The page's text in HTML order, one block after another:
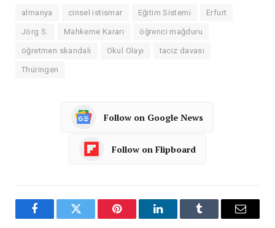
almanya cinsel istismar Eğitim Sistemi Erfurt
Jörg S. Mahkeme Kararı öğrenci mağduru
öğretmen skandalı Okul Olayı taciz davası
Thüringen
Follow on Google News
Follow on Flipboard
FacebookTwitter Pinterest LinkedInTumblr Email